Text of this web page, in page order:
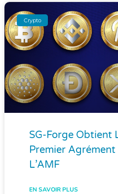
Crypto
SG-Forge Obtient
Premier Agrément
L’AMF
EN SAVOIR PLUS